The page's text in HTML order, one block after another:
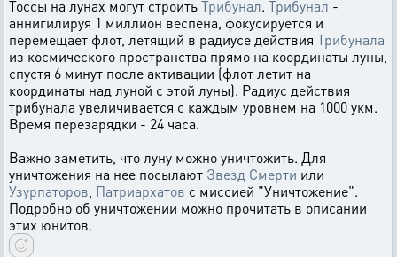
Тоссы на лунах могут строитьТрибунал. Трибунал -
аннигилируя 1 миллион веспена, фокусируется и
перемещает флот, летящий в радиусе действия Трибунала
из космического пространства прямо на координаты луны,
спустя 6 минут после активации (флот летит на
координаты над луной с этой луны). Радиус действия
трибунала увеличивается с каждым уровнем на 1000 укм.
Время перезарядки - 24 часа.
Важно заметить, что луну можно уничтожить. Для
уничтожения на нее посылают Звезд Смерти или
Узурпаторов Патриархатов с миссией "Уничтожение".
Подробно об уничтожении можно прочитать в описании
этих юнитов.